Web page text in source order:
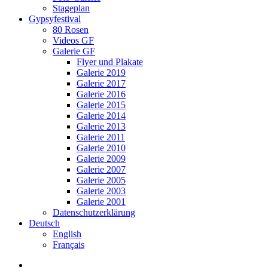
Stageplan
Gypsyfestival
80 Rosen
Videos GF
Galerie GF
Flyer und Plakate
Galerie 2019
Galerie 2017
Galerie 2016
Galerie 2015
Galerie 2014
Galerie 2013
Galerie 2011
Galerie 2010
Galerie 2009
Galerie 2007
Galerie 2005
Galerie 2003
Galerie 2001
Datenschutzerklärung
Deutsch
English
Français